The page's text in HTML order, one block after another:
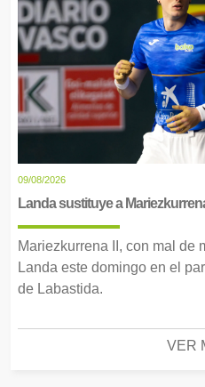
09/08/2026
Landa sustituye a
Mariezkurrena II, con mal de
Landa este domingo en el
de Labastida.
VER